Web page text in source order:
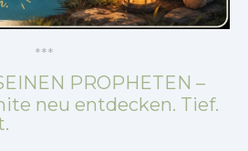
***
PROPHETEN –
neu entdecken. Tief.